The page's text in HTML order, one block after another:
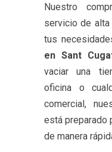
Nuestro
servicio de
tus
en Sant
vaciar una
oficina o
comercial,
está preparado
de manera